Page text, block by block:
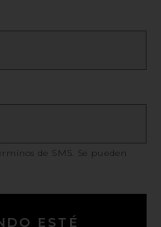
de SMS
. Se pueden
ESTÉ